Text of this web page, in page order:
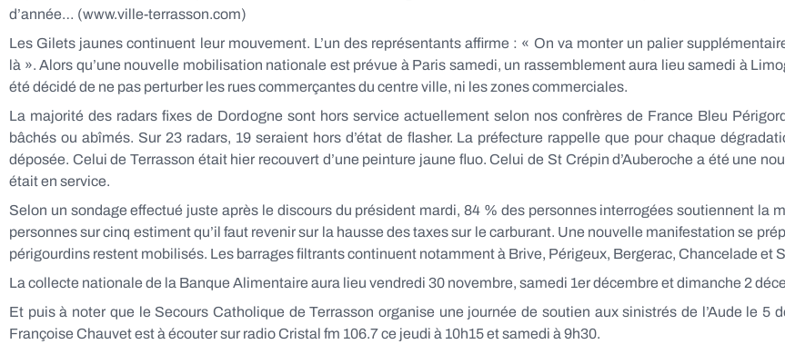
d’année… (www.ville-terrasson.com)
Les Gilets jaunes continuent leur mouvement. L’un des représentants affirme : « On va monter un palier
là ». Alors qu’une nouvelle mobilisation nationale est prévue à Paris samedi, un rassemblement aura lieu samedi à
été décidé de ne pas perturber les rues commerçantes du centre ville, ni les zones commerciales.
La majorité des radars fixes de Dordogne sont hors service actuellement selon nos confrères de France Bleu
bâchés ou abîmés. Sur 23 radars, 19 seraient hors d’état de flasher. La préfecture rappelle que pour chaque
déposée. Celui de Terrasson était hier recouvert d’une peinture jaune fluo. Celui de St Crépin d’Auberoche a été une
était en service.
Selon un sondage effectué juste après le discours du président mardi, 84 % des personnes interrogées soutiennent la
personnes sur cinq estiment qu’il faut revenir sur la hausse des taxes sur le carburant. Une nouvelle manifestation se
périgourdins restent mobilisés. Les barrages filtrants continuent notamment à Brive, Périgeux, Bergerac, Chancelade et
La collecte nationale de la Banque Alimentaire aura lieu vendredi 30 novembre, samedi 1er décembre et dimanche 2
Et puis à noter que le Secours Catholique de Terrasson organise une journée de soutien aux sinistrés de l’Aude le 5
Françoise Chauvet est à écouter sur radio Cristal fm 106.7 ce jeudi à 10h15 et samedi à 9h30.